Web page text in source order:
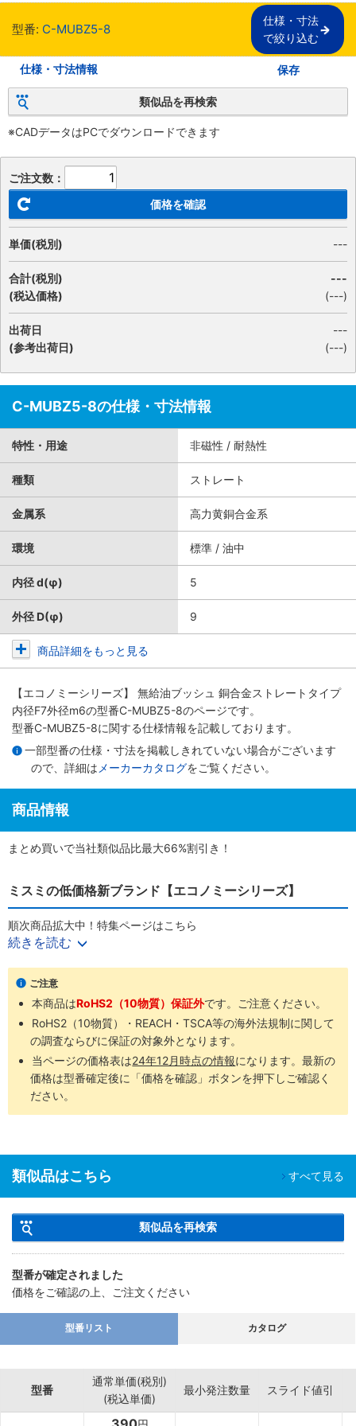
型番: C-MUBZ5-8
仕様・寸法
で絞り込む
仕様・寸法情報 保存
類似品を再検索
※CADデータはPCでダウンロードできます
ご注文数：
価格を確認
単価(税別) ---
合計(税別)
(税込価格)
---
(---)
出荷日
(参考出荷日)
---
(---)
C-MUBZ5-8の仕様・寸法情報
特性・用途 非磁性 / 耐熱性
種類 ストレート
金属系 高力黄銅合金系
環境 標準 / 油中
内径 d(φ) 5
外径 D(φ) 9
商品詳細をもっと見る
【エコノミーシリーズ】 無給油ブッシュ 銅合金ストレートタイプ
内径F7外径m6の型番C-MUBZ5-8のページです。
型番C-MUBZ5-8に関する仕様情報を記載しております。
一部型番の仕様・寸法を掲載しきれていない場合がございます
ので、詳細は メーカーカタログをご覧ください。
商品情報
まとめ買いで当社類似品比最大66%割引き！
ミスミの低価格新ブランド【エコノミーシリーズ】
順次商品拡大中！特集ページはこちら
続きを読む
ご注意
本商品はRoHS2（10物質）保証外です。ご注意ください。
RoHS2（10物質）・REACH・TSCA等の海外法規制に関して
の調査ならびに保証の対象外となります。
当ページの価格表は24年12月時点の情報になります。最新の
価格は型番確定後に「価格を確認」ボタンを押下しご確認く
ださい。
類似品はこちら すべて見る
類似品を再検索
型番が確定されました
価格をご確認の上、ご注文ください
型番リスト カタログ
型番
通常単価(税別)
(税込単価)
最小発注数量 スライド値引